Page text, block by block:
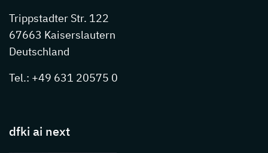
Trippstadter Str. 122
67663 Kaiserslautern
Deutschland
Tel.: +49 631 20575 0
dfki ai next